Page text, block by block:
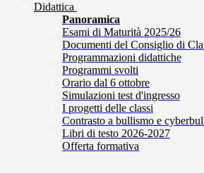
Didattica
Panoramica
Esami di Maturità 2025/26
Documenti del Consiglio di
Programmazioni didattiche
Programmi svolti
Orario dal 6 ottobre
Simulazioni test d'ingresso
I progetti delle classi
Contrasto a bullismo e
Libri di testo 2026-2027
Offerta formativa